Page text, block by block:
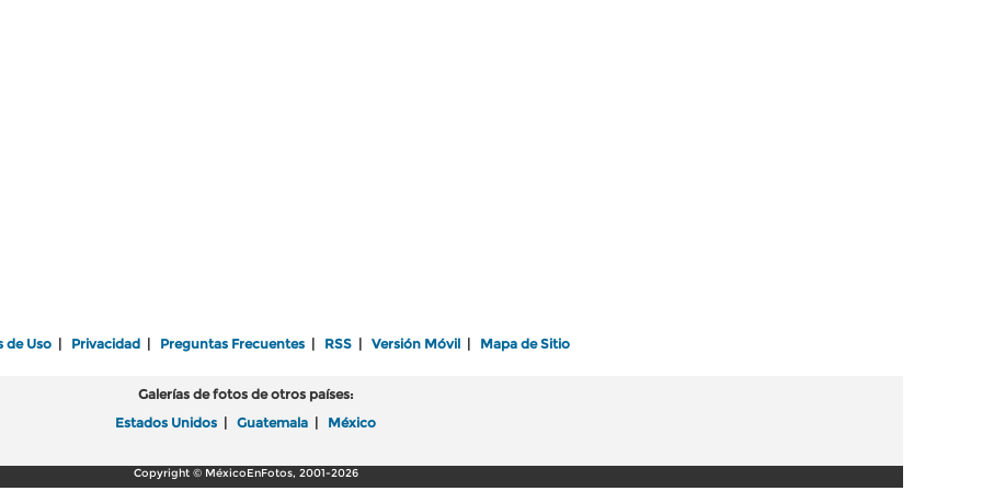
de Uso Privacidad Preguntas Frecuentes RSS Versión Móvil Mapa de Sitio
Galerías de fotos de otros países:
Estados Unidos
Guatemala México
Copyright © MéxicoEnFotos, 2001-2026